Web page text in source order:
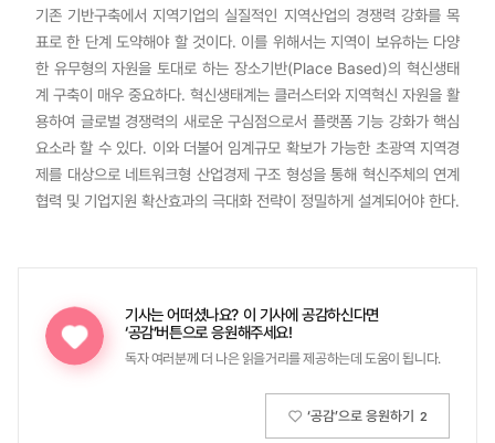
기존 기반구축에서 지역기업의 실질적인 지역산업의 경쟁력 강화를 목
표로 한 단계 도약해야 할 것이다. 이를 위해서는 지역이 보유하는 다양
한 유무형의 자원을 토대로 하는 장소기반(Place Based)의 혁신생태
계 구축이 매우 중요하다. 혁신생태계는 클러스터와 지역혁신 자원을 활
용하여 글로벌 경쟁력의 새로운 구심점으로서 플랫폼 기능 강화가 핵심
요소라 할 수 있다. 이와 더불어 임계규모 확보가 가능한 초광역 지역경
제를 대상으로 네트워크형 산업경제 구조 형성을 통해 혁신주체의 연계
협력 및 기업지원 확산효과의 극대화 전략이 정밀하게 설계되어야 한다.
기사는 어떠셨나요? 이 기사에 공감하신다면
‘공감’버튼으로 응원해주세요!
독자 여러분께 더 나은 읽을거리를 제공하는데 도움이 됩니다.
‘공감’으로 응원하기 2